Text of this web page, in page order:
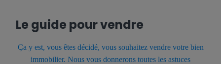
Le guide pour vendre
Ça y est, vous êtes décidé, vous souhaitez vendre votre bien
immobilier. Nous vous donnerons toutes les astuces